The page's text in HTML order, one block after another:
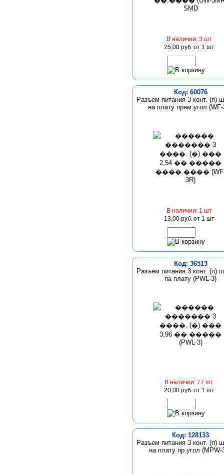
В наличии: 3 шт
25,00 руб.от 1 шт
Код: 60076
Разъем питания 3 конт. (п)
на плату прям.угол (WF-
В наличии: 1 шт
13,00 руб.от 1 шт
Код: 36513
Разъем питания 3 конт. (п)
па плату (PWL-3)
В наличии: 77 шт
20,00 руб.от 1 шт
Код: 128133
Разъем питания 3 конт. (п)
на плату пр.угол (MPW-